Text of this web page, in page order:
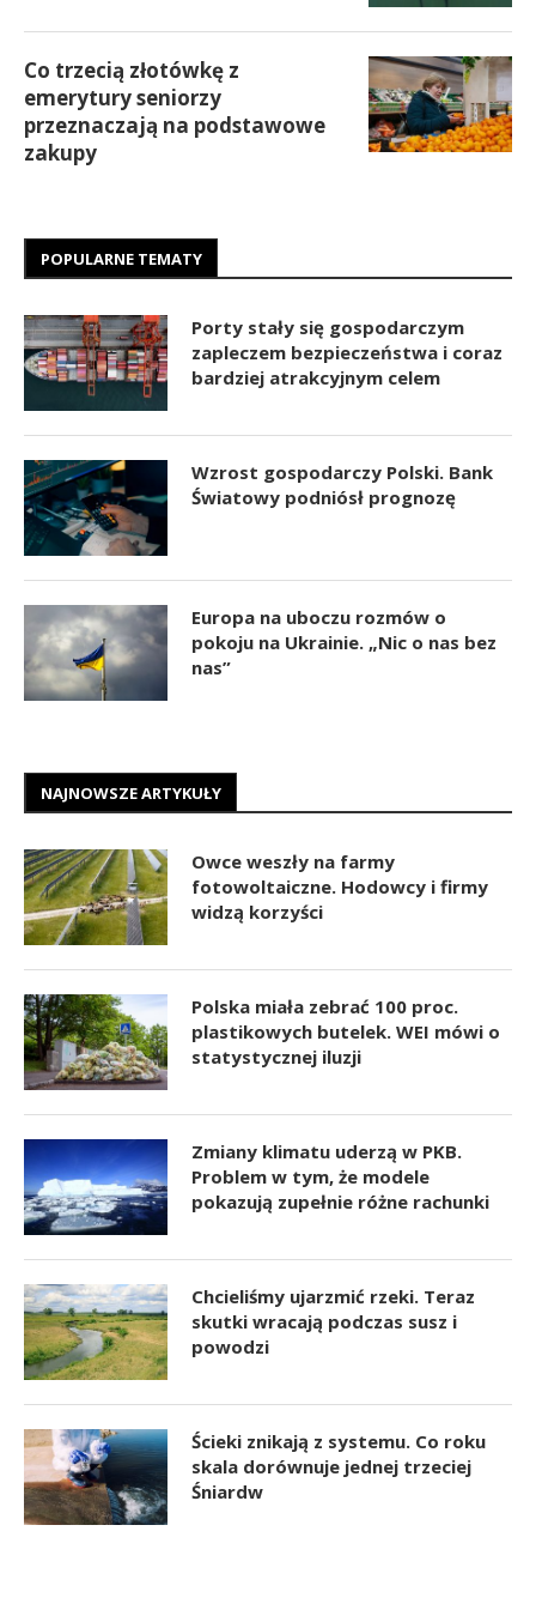
Co trzecią złotówkę z
emerytury seniorzy
przeznaczają na podstawowe
zakupy
POPULARNE TEMATY
Porty stały się gospodarczym
zapleczem bezpieczeństwa i coraz
bardziej atrakcyjnym celem
Wzrost gospodarczy Polski. Bank
Światowy podniósł prognozę
Europa na uboczu rozmów o
pokoju na Ukrainie. „Nic o nas bez
nas”
NAJNOWSZE ARTYKUŁY
Owce weszły na farmy
fotowoltaiczne. Hodowcy i firmy
widzą korzyści
Polska miała zebrać 100 proc.
plastikowych butelek. WEI mówi o
statystycznej iluzji
Zmiany klimatu uderzą w PKB.
Problem w tym, że modele
pokazują zupełnie różne rachunki
Chcieliśmy ujarzmić rzeki. Teraz
skutki wracają podczas susz i
powodzi
Ścieki znikają z systemu. Co roku
skala dorównuje jednej trzeciej
Śniardw